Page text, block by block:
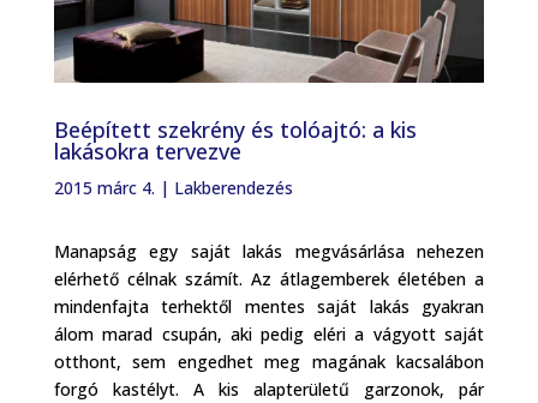
Beépített szekrény és tolóajtó: a kis
lakásokra tervezve
2015 márc 4. | Lakberendezés
Manapság egy saját lakás megvásárlása nehezen
elérhető célnak számít. Az átlagemberek életében a
mindenfajta terhektől mentes saját lakás gyakran
álom marad csupán, aki pedig eléri a vágyott saját
otthont, sem engedhet meg magának kacsalábon
forgó kastélyt. A kis alapterületű garzonok, pár